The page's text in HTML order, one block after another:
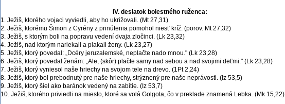
IV. desiatok bolestného ruženca:
1. Ježiš, ktorého vojaci vyviedli, aby ho ukrižovali. (Mt 27,31)
2. Ježiš, ktorému Šimon z Cyrény z prinútenia pomohol niesť kríž. (porov. Mt 27,32)
3. Ježiš, s ktorým boli na popravu vedení dvaja zločinci. (Lk 23,32)
4. Ježiš, nad ktorým nariekali a plakali ženy. (Lk 23,27)
5. Ježiš, ktorý povedal: „Dcéry jeruzalemské, neplačte nado mnou." (Lk 23,28)
6. Ježiš, ktorý povedal ženám: „Ale, (skôr) plačte samy nad sebou a nad svojimi deťmi." (Lk 23,28)
7. Ježiš, ktorý vyniesol naše hriechy na svojom tele na drevo. (1Pt 2,24)
8. Ježiš, ktorý bol prebodnutý pre naše hriechy, strýznený pre naše neprávosti. (Iz 53,5)
9. Ježiš, ktorý šiel ako baránok vedený na zabitie. (Iz 53,7)
10. Ježiš, ktorého priviedli na miesto, ktoré sa volá Golgota, čo v preklade znamená Lebka. (Mk 15,22)